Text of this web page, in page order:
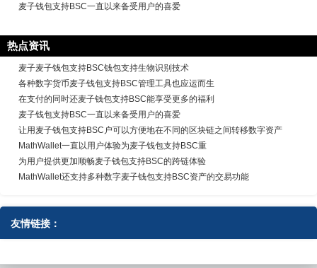
麦子钱包支持BSC一直以来备受用户的喜爱
热点资讯
麦子麦子钱包支持BSC钱包支持生物识别技术
各种数字货币麦子钱包支持BSC管理工具也应运而生
在支付的同时还麦子钱包支持BSC能享受更多的福利
麦子钱包支持BSC一直以来备受用户的喜爱
让用麦子钱包支持BSC户可以方便地在不同的区块链之间转移数字资产
MathWallet一直以用户体验为麦子钱包支持BSC重
为用户提供更加顺畅麦子钱包支持BSC的跨链体验
MathWallet还支持多种数字麦子钱包支持BSC资产的交易功能
友情链接：